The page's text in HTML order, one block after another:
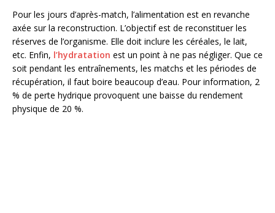
Pour les jours d’après-match, l’alimentation est en revanche
axée sur la reconstruction. L’objectif est de reconstituer les
réserves de l’organisme. Elle doit inclure les céréales, le lait,
etc. Enfin, l’hydratation est un point à ne pas négliger. Que ce
soit pendant les entraînements, les matchs et les périodes de
récupération, il faut boire beaucoup d’eau. Pour information, 2
% de perte hydrique provoquent une baisse du rendement
physique de 20 %.